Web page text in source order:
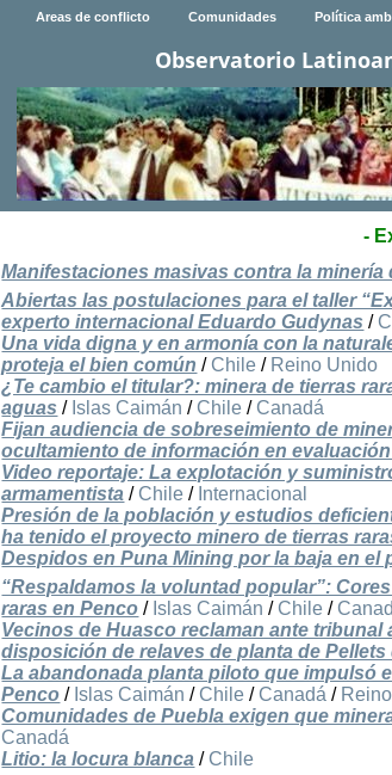
Areas de conflicto Comunidades Política
Observatorio
-
Manifestaciones masivas contra la minería
Abiertas las postulaciones para el taller
experto internacional Eduardo Gudynas /
Una vida digna y en armonía con la
proteja el bien común / Chile / Reino Unido
¿Te cambio el titular?: minera de tierras
aguas / Islas Caimán / Chile / Canadá
Fijan audiencia de sobreseimiento de
ocultamiento de información en
Video reportaje: La explotación y
armamentista / Chile / Internacional
Presión de la población y estudios
ha tenido el proyecto minero de tierras
Despidos en Puna Mining por la baja en el
“Respaldamos la voluntad popular”:
raras en Penco / Islas Caimán / Chile /
Vecinos de Huasco reclaman ante
disposición de relaves de planta de Pellets
La abandonada planta piloto que impulsó
Penco / Islas Caimán / Chile / Canadá /
Comunidades de Puebla exigen que
Canadá
Litio: la locura blanca / Chile